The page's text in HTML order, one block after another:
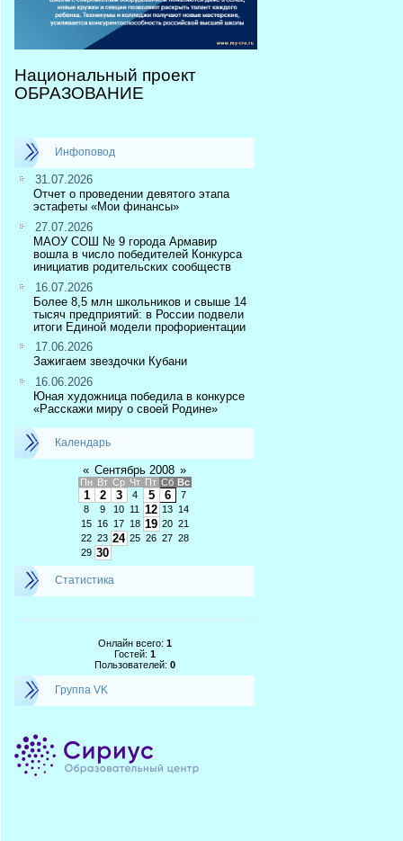
Национальный проект
ОБРАЗОВАНИЕ
Инфоповод
31.07.2026
Отчет о проведении девятого этапа
эстафеты «Мои финансы»
27.07.2026
МАОУ СОШ № 9 города Армавир
вошла в число победителей Конкурса
инициатив родительских сообществ
16.07.2026
Более 8,5 млн школьников и свыше 14
тысяч предприятий: в России подвели
итоги Единой модели профориентации
17.06.2026
Зажигаем звездочки Кубани
16.06.2026
Юная художница победила в конкурсе
«Расскажи миру о своей Родине»
Календарь
« Сентябрь 2008 »
Пн Вт Ср Чт Пт Сб Вс
1 2 3 4 5 6
7
8
9 10 11 12 13 14
15
16 17 18 19 20 21
22 23 24 25 26 27 28
29 30
Статистика
Онлайн всего: 1
Гостей: 1
Пользователей: 0
Группа VK